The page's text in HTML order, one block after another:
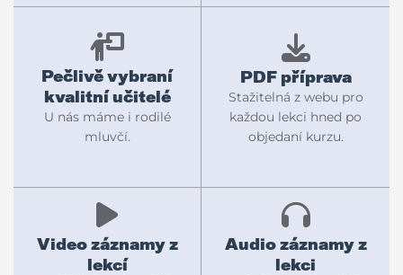
Pečlivě vybraní
kvalitní učitelé
U nás máme i rodilé
mluvčí.
PDF příprava
Stažitelná z webu pro
každou lekci hned po
objedaní kurzu.
Video záznamy z
lekcí
Audio záznamy z
lekci